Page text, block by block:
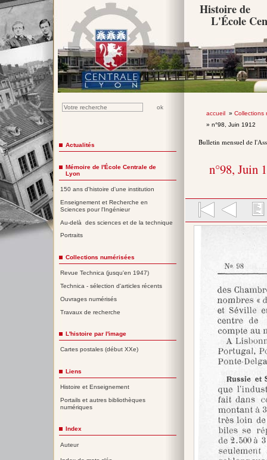
Histoire de
L'École
accueil» Collections
» n°98, Juin 1912
Bulletin mensuel de
n°98, Juin
Actualités
Mémoire de l'École Centrale de
Lyon
150 ans d'histoire d'une institution
Enseignement et Recherche en
Sciences pour l'Ingénieur
Au-delà des sciences et de la technique
Portraits
Collections numérisées
Revue Technica (jusqu'en 1947)
Technica - sélection d'articles récents
Ouvrages numérisés
Travaux de recherche
L'histoire par l'image
Cartes postales (début XXe)
Liens
Histoire et Enseignement
Portails et autres bibliothèques
numériques
Index
Auteur